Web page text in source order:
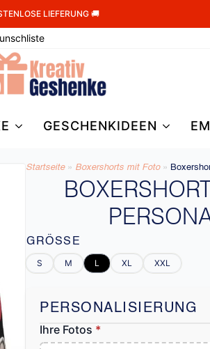
LIEFERUNG 🚚
GESCHENKIDEEN
Startseite » Boxershorts mit Foto »
GRÖSSE
S M L XL XXL
PERSONALISIERUNG
Ihre Fotos *